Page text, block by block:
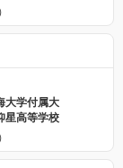
大学付属大
星高等学校